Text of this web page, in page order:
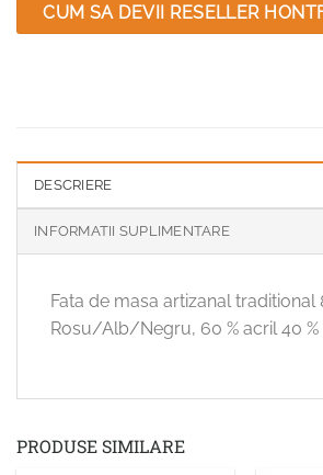
CUM SA DEVII RESELLER
DESCRIERE
INFORMATII SUPLIMENTARE
Fata de masa artizanal traditional
Rosu/Alb/Negru, 60 % acril 40
PRODUSE SIMILARE